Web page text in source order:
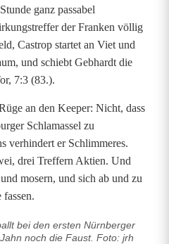
ganz passabel
der Franken völlig
Castrop startet an Viet und
und schiebt Gebhardt die
7:3 (83.).
an den Keeper: Nicht, dass
Schlamassel zu
verhindert er Schlimmeres.
drei Treffern Aktien. Und
mosern, und sich ab und zu
fassen.
bei den ersten Nürnberger
noch die Faust. Foto: jrh